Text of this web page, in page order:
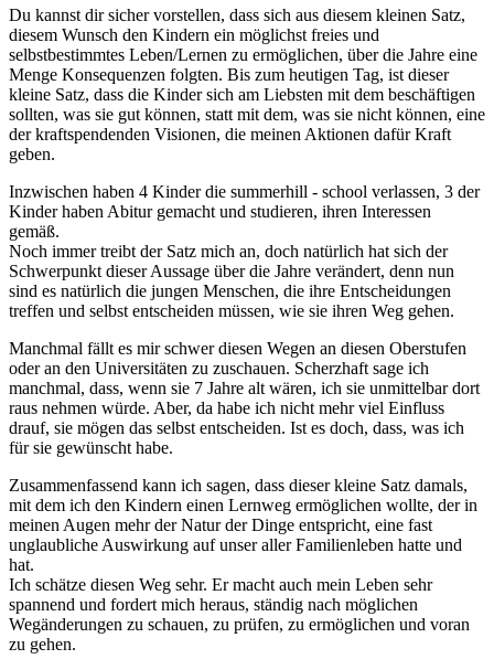
Du kannst dir sicher vorstellen, dass sich aus diesem kleinen Satz,
diesem Wunsch den Kindern ein möglichst freies und
selbstbestimmtes Leben/Lernen zu ermöglichen, über die Jahre eine
Menge Konsequenzen folgten. Bis zum heutigen Tag, ist dieser
kleine Satz, dass die Kinder sich am Liebsten mit dem beschäftigen
sollten, was sie gut können, statt mit dem, was sie nicht können, eine
der kraftspendenden Visionen, die meinen Aktionen dafür Kraft
geben.
Inzwischen haben 4 Kinder die summerhill - school verlassen, 3 der
Kinder haben Abitur gemacht und studieren, ihren Interessen
gemäß.
Noch immer treibt der Satz mich an, doch natürlich hat sich der
Schwerpunkt dieser Aussage über die Jahre verändert, denn nun
sind es natürlich die jungen Menschen, die ihre Entscheidungen
treffen und selbst entscheiden müssen, wie sie ihren Weg gehen.
Manchmal fällt es mir schwer diesen Wegen an diesen Oberstufen
oder an den Universitäten zu zuschauen. Scherzhaft sage ich
manchmal, dass, wenn sie 7 Jahre alt wären, ich sie unmittelbar dort
raus nehmen würde. Aber, da habe ich nicht mehr viel Einfluss
drauf, sie mögen das selbst entscheiden. Ist es doch, dass, was ich
für sie gewünscht habe.
Zusammenfassend kann ich sagen, dass dieser kleine Satz damals,
mit dem ich den Kindern einen Lernweg ermöglichen wollte, der in
meinen Augen mehr der Natur der Dinge entspricht, eine fast
unglaubliche Auswirkung auf unser aller Familienleben hatte und
hat.
Ich schätze diesen Weg sehr. Er macht auch mein Leben sehr
spannend und fordert mich heraus, ständig nach möglichen
Wegänderungen zu schauen, zu prüfen, zu ermöglichen und voran
zu gehen.